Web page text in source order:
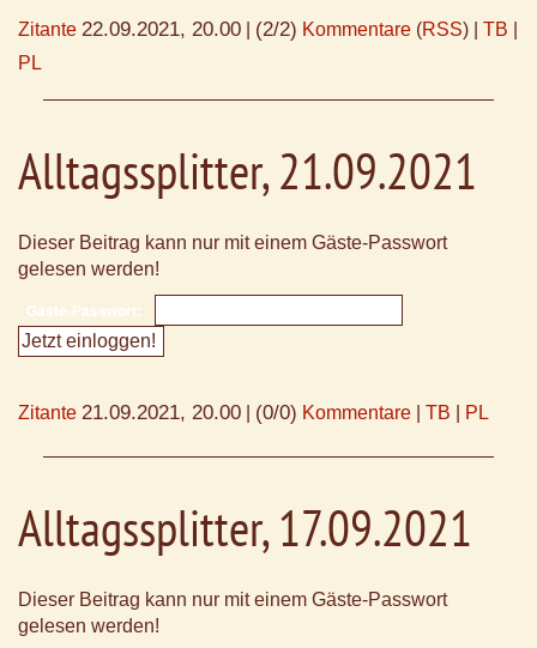
Zitante 22.09.2021, 20.00 (2/2) Kommentare (RSS) | TB
PL
Alltagssplitter, 21.09.2021
Dieser Beitrag kann nur mit einem Gäste-Passwort
gelesen werden!
Gäste-Passwort:
Zitante 21.09.2021, 20.00 (0/0) Kommentare TB PL
Alltagssplitter, 17.09.2021
Dieser Beitrag kann nur mit einem Gäste-Passwort
gelesen werden!